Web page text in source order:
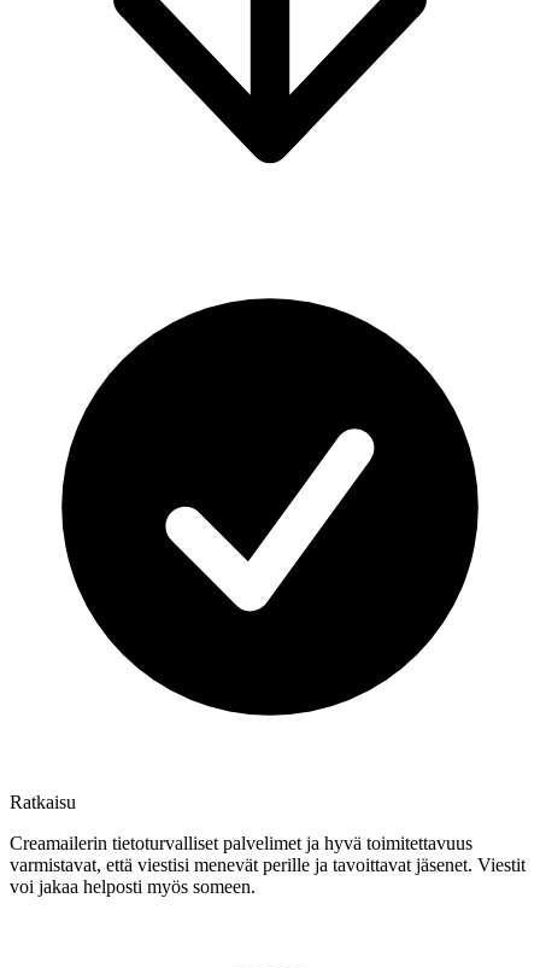
Ratkaisu
Creamailerin tietoturvalliset palvelimet ja hyvä toimitettavuus
varmistavat, että viestisi menevät perille ja tavoittavat jäsenet. Viestit
voi jakaa helposti myös someen.